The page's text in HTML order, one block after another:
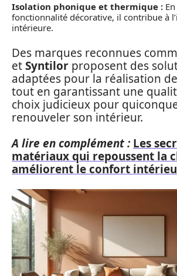
Isolation phonique et thermique :
fonctionnalité décorative, il contribue à
intérieure.
Des marques reconnues
etSyntilor proposent des
adaptées pour la réalisation
tout en garantissant une
choix judicieux pour
renouveler son intérieur.
A lire en complément : Les
matériaux qui repoussent la
améliorent le confort